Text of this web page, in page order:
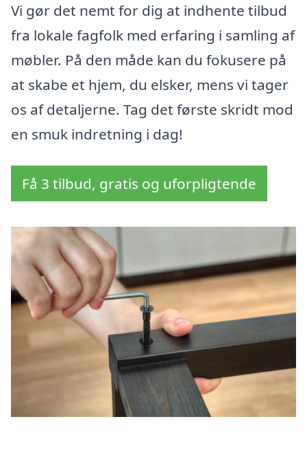
Vi gør det nemt for dig at indhente tilbud
fra lokale fagfolk med erfaring i samling af
møbler. På den måde kan du fokusere på
at skabe et hjem, du elsker, mens vi tager
os af detaljerne. Tag det første skridt mod
en smuk indretning i dag!
Få 3 tilbud, gratis og uforpligtende